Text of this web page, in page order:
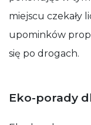
miejscu czekały
upominków
się po drogach.
Eko-porady